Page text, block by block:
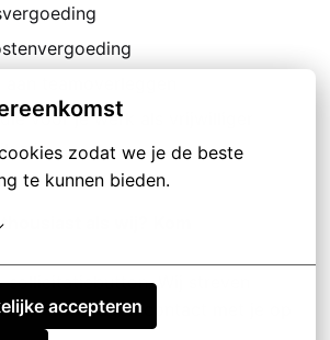
zodat we je de beste
te kunnen bieden.
accepteren
voor je werk als vrijwilliger
zijn
als wij?
sollicitatiebutton. Wij streven
vijf werkdagen contact met je op